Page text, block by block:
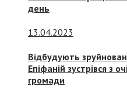
день
13.04.2023
Відбудують
Епіфаній зустрівся з
громади